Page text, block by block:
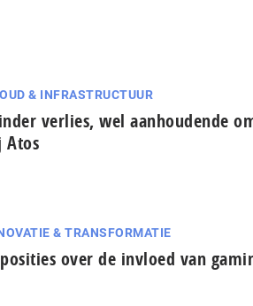
& INFRASTRUCTUUR
verlies, wel aanhoudende
Atos
& TRANSFORMATIE
over de invloed van